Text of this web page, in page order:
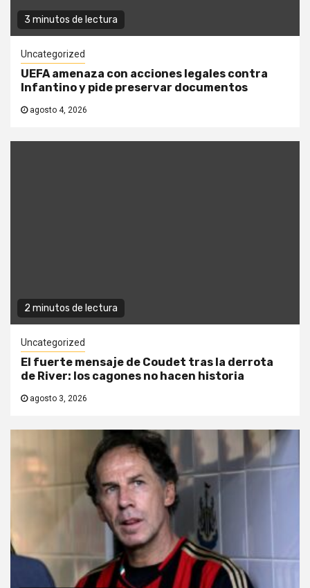
3 minutos de lectura
Uncategorized
UEFA amenaza con acciones legales contra
Infantino y pide preservar documentos
agosto 4, 2026
2 minutos de lectura
Uncategorized
El fuerte mensaje de Coudet tras la derrota
de River: los cagones no hacen historia
agosto 3, 2026